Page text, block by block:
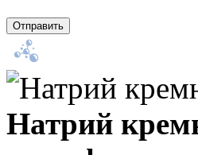
Отправить
Натрий